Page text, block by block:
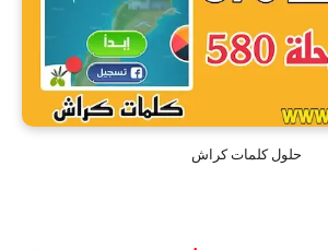
حلول كلمات كراش